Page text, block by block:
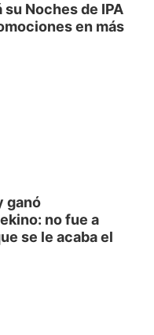
Noches de IPA
en más
ganó
no fue a
se le acaba el